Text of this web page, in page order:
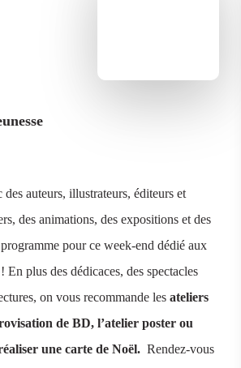
des auteurs, illustrateurs, éditeurs et
des animations, des expositions et des
pour ce week-end dédié aux
En plus des dédicaces, des spectacles
on vous recommande lesateliers
de BD, l’atelier poster ou
une carte de Noël.Rendez-vous